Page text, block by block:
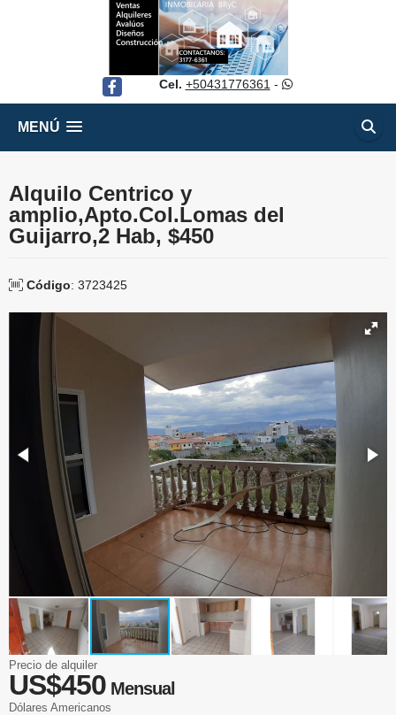
Facebook Cel. +50431776361 -
MENÚ
Alquilo Centrico y
amplio,Apto.Col.Lomas del
Guijarro,2 Hab, $450
Código: 3723425
Precio de alquiler
US$450 Mensual
Dólares Americanos